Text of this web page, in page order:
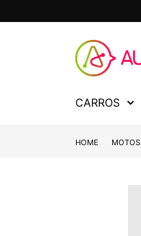
CARROS
HOME MOTOS